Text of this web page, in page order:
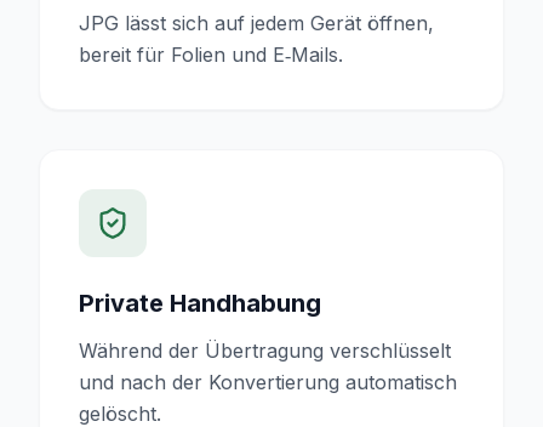
JPG lässt sich auf jedem Gerät öffnen,
bereit für Folien und E‑Mails.
Private Handhabung
Während der Übertragung verschlüsselt
und nach der Konvertierung automatisch
gelöscht.